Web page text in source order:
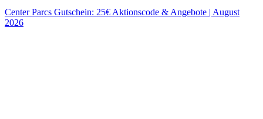
Center Parcs Gutschein: 25€ Aktionscode & Angebote | August
2026